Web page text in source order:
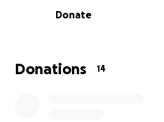
runt 50 000 kommer det att
lån av en löparprotes. Låt
Så nu vädjar
Donate
Donations 14